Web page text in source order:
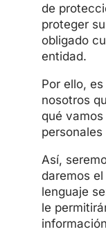
de
proteger
obligado
entidad.
Por ello,
nosotros
qué
Así,
daremos
lenguaje
le